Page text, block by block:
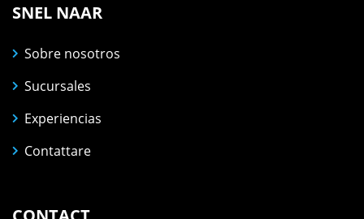
SNEL NAAR
Sobre nosotros
Sucursales
Experiencias
Contattare